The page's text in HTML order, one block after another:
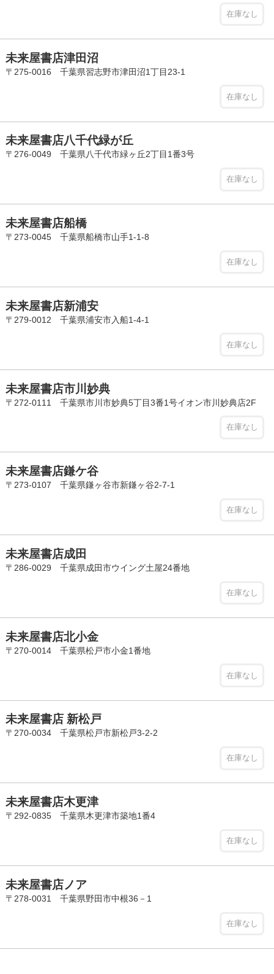
在庫なし
未来屋書店津田沼
〒275-0016 千葉県習志野市津田沼1丁目23-1
在庫なし
未来屋書店八千代緑が丘
〒276-0049 千葉県八千代市緑ヶ丘2丁目1番3号
在庫なし
未来屋書店船橋
〒273-0045 千葉県船橋市山手1-1-8
在庫なし
未来屋書店新浦安
〒279-0012 千葉県浦安市入船1-4-1
在庫なし
未来屋書店市川妙典
〒272-0111 千葉県市川市妙典5丁目3番1号イオン市川妙典店2F
在庫なし
未来屋書店鎌ケ谷
〒273-0107 千葉県鎌ヶ谷市新鎌ヶ谷2-7-1
在庫なし
未来屋書店成田
〒286-0029 千葉県成田市ウイング土屋24番地
在庫なし
未来屋書店北小金
〒270-0014 千葉県松戸市小金1番地
在庫なし
未来屋書店 新松戸
〒270-0034 千葉県松戸市新松戸3-2-2
在庫なし
未来屋書店木更津
〒292-0835 千葉県木更津市築地1番4
在庫なし
未来屋書店ノア
〒278-0031 千葉県野田市中根36－1
在庫なし